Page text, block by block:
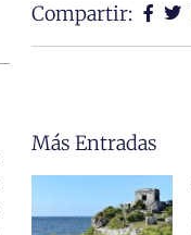
Compartir:
Más Entradas